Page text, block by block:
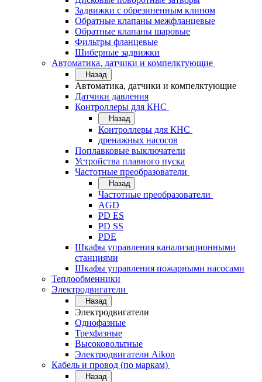
Задвижки с обрезиненным клином
Обратные клапаны межфланцевые
Обратные клапаны шаровые
Фильтры фланцевые
Шиберные задвижки
Автоматика, датчики и компелктующие
Назад
Автоматика, датчики и компелктующие
Датчики давления
Контроллеры для КНС
Назад
Контроллеры для КНС
дренажных насосов
Поплавковые выключатели
Устройства плавного пуска
Частотные преобразователи
Назад
Частотные преобразователи
AGD
PD ES
PD SS
PDE
Шкафы управления канализационными
станциями
Шкафы управления пожарными насосами
Теплообменники
Электродвигатели
Назад
Электродвигатели
Однофазные
Трехфазные
Высоковольтные
Электродвигатели Aikon
Кабель и провод (по маркам)
Назад